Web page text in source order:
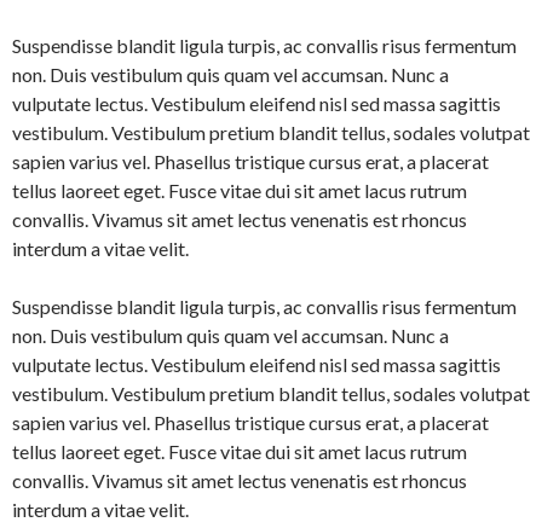
Suspendisse blandit ligula turpis, ac convallis risus fermentum
non. Duis vestibulum quis quam vel accumsan. Nunc a
vulputate lectus. Vestibulum eleifend nisl sed massa sagittis
vestibulum. Vestibulum pretium blandit tellus, sodales volutpat
sapien varius vel. Phasellus tristique cursus erat, a placerat
tellus laoreet eget. Fusce vitae dui sit amet lacus rutrum
convallis. Vivamus sit amet lectus venenatis est rhoncus
interdum a vitae velit.
Suspendisse blandit ligula turpis, ac convallis risus fermentum
non. Duis vestibulum quis quam vel accumsan. Nunc a
vulputate lectus. Vestibulum eleifend nisl sed massa sagittis
vestibulum. Vestibulum pretium blandit tellus, sodales volutpat
sapien varius vel. Phasellus tristique cursus erat, a placerat
tellus laoreet eget. Fusce vitae dui sit amet lacus rutrum
convallis. Vivamus sit amet lectus venenatis est rhoncus
interdum a vitae velit.